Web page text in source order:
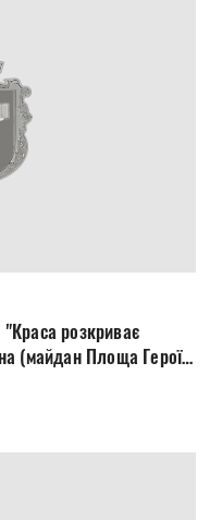
розкриває
(майдан Площа Героїв